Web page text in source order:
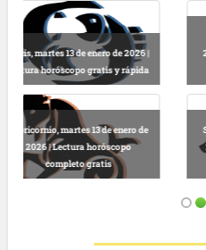
Escorpio, martes 13 de enero de
2026 | Horóscopo gratis hoy y
completo
Virgo, martes 13 de enero de 2026 |
Predicciones astrológicas
gratuitas hoy